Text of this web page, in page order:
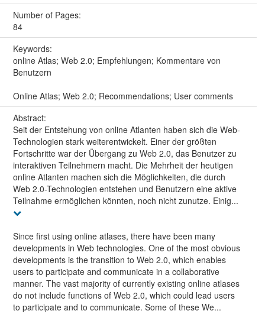
Number of Pages:
84
Keywords:
online Atlas; Web 2.0; Empfehlungen; Kommentare von
Benutzern
Online Atlas; Web 2.0; Recommendations; User comments
Abstract:
Seit der Entstehung von online Atlanten haben sich die Web-
Technologien stark weiterentwickelt. Einer der größten
Fortschritte war der Übergang zu Web 2.0, das Benutzer zu
interaktiven Teilnehmern macht. Die Mehrheit der heutigen
online Atlanten machen sich die Möglichkeiten, die durch
Web 2.0-Technologien entstehen und Benutzern eine aktive
Teilnahme ermöglichen könnten, noch nicht zunutze. Einig...
Since first using online atlases, there have been many
developments in Web technologies. One of the most obvious
developments is the transition to Web 2.0, which enables
users to participate and communicate in a collaborative
manner. The vast majority of currently existing online atlases
do not include functions of Web 2.0, which could lead users
to participate and to communicate. Some of these We...